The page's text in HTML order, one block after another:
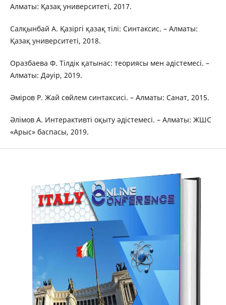
Алматы: Қазақ университеті, 2017.
Салқынбай А. Қазіргі қазақ тілі: Синтаксис. – Алматы:
Қазақ университеті, 2018.
Оразбаева Ф. Тілдік қатынас: теориясы мен әдістемесі. –
Алматы: Дәуір, 2019.
Әміров Р. Жай сөйлем синтаксисі. – Алматы: Санат, 2015.
Әлімов А. Интерактивті оқыту әдістемесі. – Алматы: ЖШС
«Арыс» баспасы, 2019.